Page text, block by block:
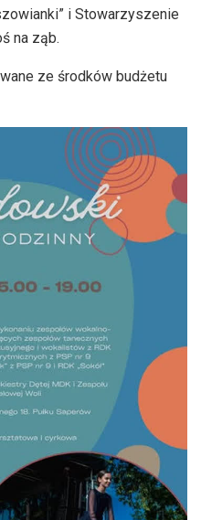
i Stowarzyszenie
na ząb.
ze środków budżetu